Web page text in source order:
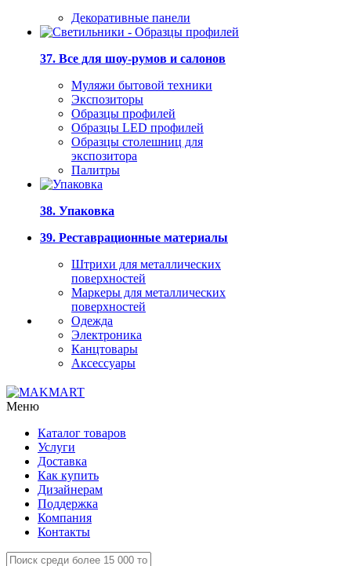
Декоративные панели
37. Все для шоу-румов и салонов
Муляжи бытовой техники
Экспозиторы
Образцы профилей
Образцы LED профилей
Образцы столешниц для
экспозитора
Палитры
38. Упаковка
39. Реставрационные материалы
Штрихи для металлических
поверхностей
Маркеры для металлических
поверхностей
Одежда
Электроника
Канцтовары
Аксессуары
Меню
Каталог товаров
Услуги
Доставка
Как купить
Дизайнерам
Поддержка
Компания
Контакты